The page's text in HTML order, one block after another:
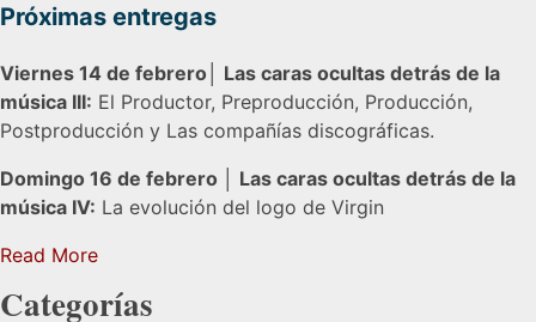
Próximas entregas
Viernes 14 de febrero│ Las caras ocultas detrás de la
música III: El Productor, Preproducción, Producción,
Postproducción y Las compañías discográficas.
Domingo 16 de febrero │ Las caras ocultas detrás de la
música IV: La evolución del logo de Virgin
Read More
Categorías